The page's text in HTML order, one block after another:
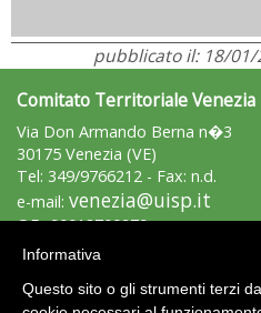
pubblicato il: 18/
Comitato Territoriale Venezia
Via Don Armando Berna n�3
30175 Venezia (VE)
Tel: 349/9766212 - Fax: n.d.
e-mail: venezia@uisp.it
C.F.: 90018700279
Area Riservata 2.0
Informativa
Questo sito o gli strumenti terzi